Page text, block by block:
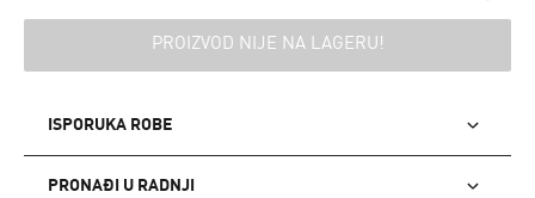
PROIZVOD NIJE NA LAGERU!
ISPORUKA ROBE
PRONAĐI U RADNJI